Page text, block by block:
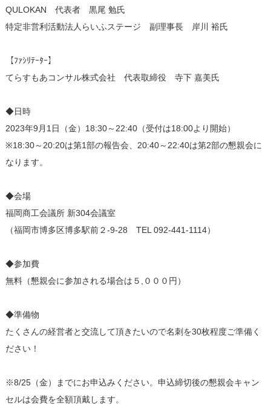
QULOKAN 代表者 黒尾 勉氏
特定非営利活動法人らいふステージ 副理事長 岸川 裕氏
【ﾌｧｼﾘﾃｰﾀｰ】
てらすもあコンサル株式会社 代表取締役 寺下 嘉美氏
◆日時
2023年9月1日（金）18:30～22:40（受付は18:00より開始）
※18:30～20:20は第1部の報告会、20:40～22:40は第2部の懇親会に
なります。
◆会場
福岡商工会議所 新304会議室
（福岡市博多区博多駅前２-9-28 TEL 092-441-1114）
◆参加費
無料（懇親会に参加される場合は５,０００円）
◆準備物
たくさんの経営者と交流して頂きたいので名刺を30枚程度ご準備く
ださい！
※8/25（金）までにお申込みください。申込締切後の懇親会キャン
セルは会費を全額頂戴します。